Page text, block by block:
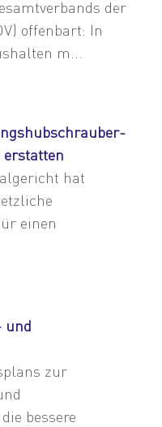
der
offenbart: In
m...
hat
einen
und
zur
bessere